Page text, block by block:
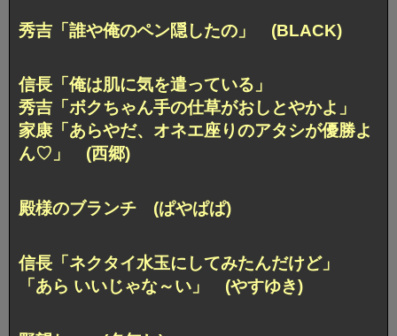
秀吉「誰や俺のペン隠したの」 (BLACK)
信長「俺は肌に気を遣っている」
秀吉「ボクちゃん手の仕草がおしとやかよ」
家康「あらやだ、オネエ座りのアタシが優勝よ
ん♡」 (西郷)
殿様のブランチ (ぱやぱぱ)
信長「ネクタイ水玉にしてみたんだけど」
「あら いいじゃな～い」 (やすゆき)